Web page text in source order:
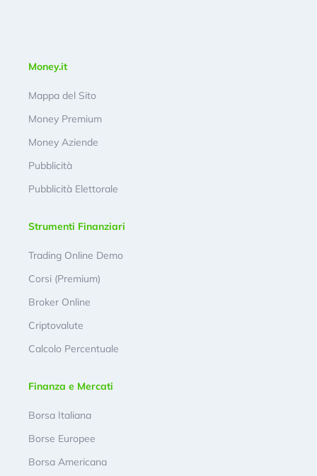
Money.it
Mappa del Sito
Money Premium
Money Aziende
Pubblicità
Pubblicità Elettorale
Strumenti Finanziari
Trading Online Demo
Corsi (Premium)
Broker Online
Criptovalute
Calcolo Percentuale
Finanza e Mercati
Borsa Italiana
Borse Europee
Borsa Americana